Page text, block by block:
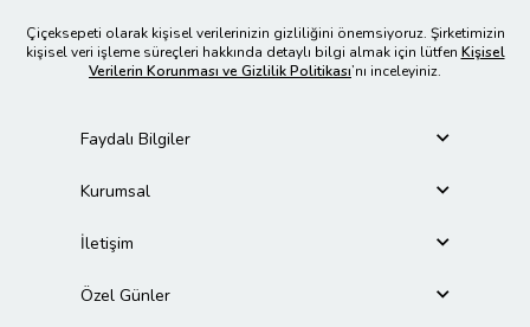
Çiçeksepeti olarak kişisel verilerinizin gizliliğini önemsiyoruz. Şirketimizin
kişisel veri işleme süreçleri hakkında detaylı bilgi almak için lütfen Kişisel
Verilerin Korunması ve Gizlilik Politikası’nı inceleyiniz.
Faydalı Bilgiler
Kurumsal
İletişim
Özel Günler